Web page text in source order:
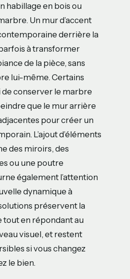
habillage en bois ou
Un mur d’accent
derrière la
à transformer
de la pièce, sans
lui-même. Certains
de conserver le marbre
que le mur arrière
pour créer un
L’ajout d’éléments
des miroirs, des
ou une poutre
également l’attention
dynamique à
préservent la
tout en répondant au
visuel, et restent
si vous changez
le bien.